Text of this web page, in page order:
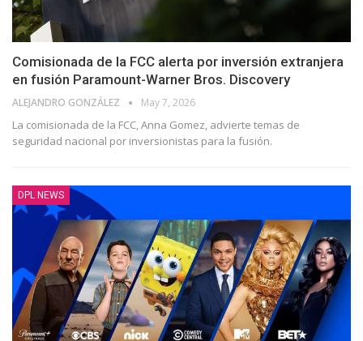
Comisionada de la FCC alerta por inversión extranjera
en fusión Paramount-Warner Bros. Discovery
ALEJANDRO GONZÁLEZ May 7, 2026
La comisionada de la FCC, Anna Gomez, advierte temas de
seguridad nacional por inversionistas para la fusión.
DPL NEWS